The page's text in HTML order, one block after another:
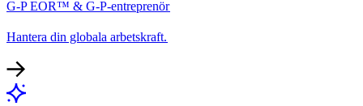
G-P EOR™ & G-P-entreprenör​​
Hantera din globala arbetskraft.​​